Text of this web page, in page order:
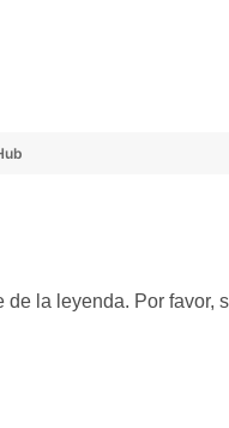
la leyenda. Por favor,